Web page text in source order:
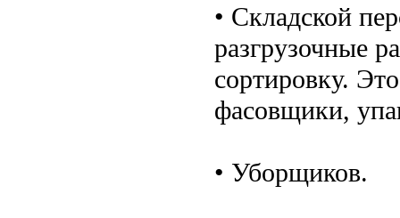
• Складской
разгрузочные
сортировку.
фасовщики,
• Уборщиков.